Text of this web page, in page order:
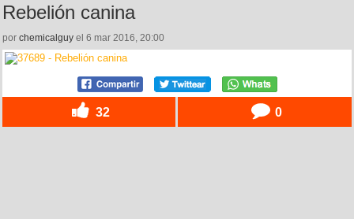
Rebelión canina
por chemicalguy el 6 mar 2016, 20:00
32 0